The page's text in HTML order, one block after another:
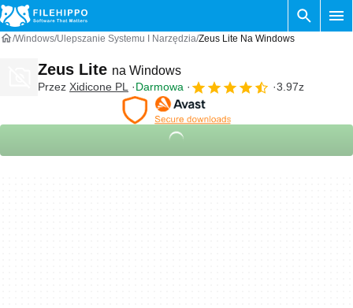
Windows Ulepszanie Systemu I Narzędzia Zeus Lite Na Windows
Zeus Lite na Windows
Przez Xidicone PL Darmowa 3.97z